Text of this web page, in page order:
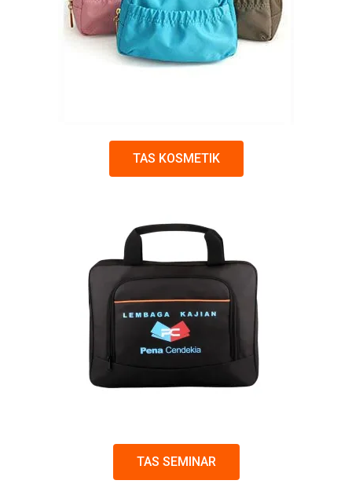
TAS KOSMETIK
TAS SEMINAR